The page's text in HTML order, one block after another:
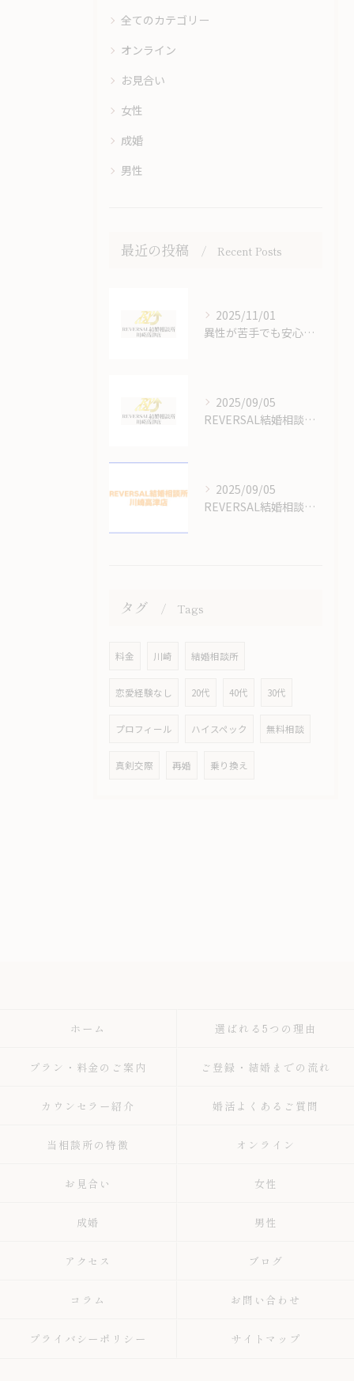
全てのカテゴリー
オンライン
お見合い
女性
成婚
男性
最近の投稿 Recent Posts
2025/11/01
異性が苦手でも安心できる結婚相談所のオンラインサポート体制
2025/09/05
REVERSAL結婚相談所川崎高津店の結婚相談所の料金はいくらかかるの？
2025/09/05
REVERSAL結婚相談所のサイトをリニューアルしてます！
タグ Tags
料金 川崎 結婚相談所
恋愛経験なし 20代 40代 30代
プロフィール ハイスペック 無料相談
真剣交際 再婚 乗り換え
ホーム 選ばれる5つの理由
プラン・料金のご案内 ご登録・結婚までの流れ
カウンセラー紹介 婚活よくあるご質問
当相談所の特徴 オンライン
お見合い 女性
成婚 男性
アクセス ブログ
コラム お問い合わせ
プライバシーポリシー サイトマップ